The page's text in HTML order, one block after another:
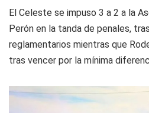
El Celeste se impuso 3 a 2 a la
Perón en la tanda de penales,
reglamentarios mientras que
tras vencer por la mínima